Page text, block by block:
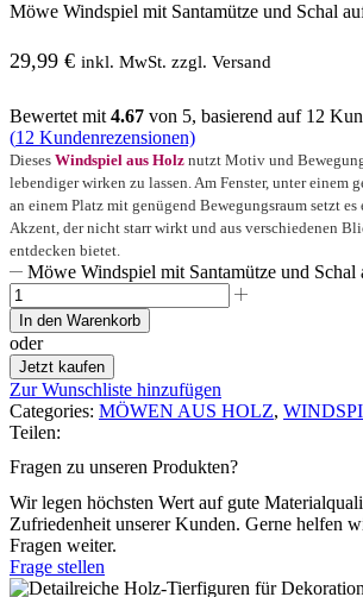
Möwe Windspiel mit Santamütze und Schal
29,99 € inkl. MwSt. zzgl. Versand
Bewertet mit 4.67 von 5, basierend auf 12
(12 Kundenrezensionen)
Dieses Windspiel aus Holz nutzt Motiv und
lebendiger wirken zu lassen. Am Fenster, unter einem
an einem Platz mit genügend Bewegungsraum setzt
Akzent, der nicht starr wirkt und aus verschiedenen
entdecken bietet.
Möwe Windspiel mit Santamütze und
In den Warenkorb
oder
Jetzt kaufen
Zur Wunschliste hinzufügen
Categories: MÖWEN AUS HOLZ,
Teilen:
Fragen zu unseren Produkten?
Wir legen höchsten Wert auf gute
Zufriedenheit unserer Kunden. Gerne helfen
Fragen weiter.
Frage stellen